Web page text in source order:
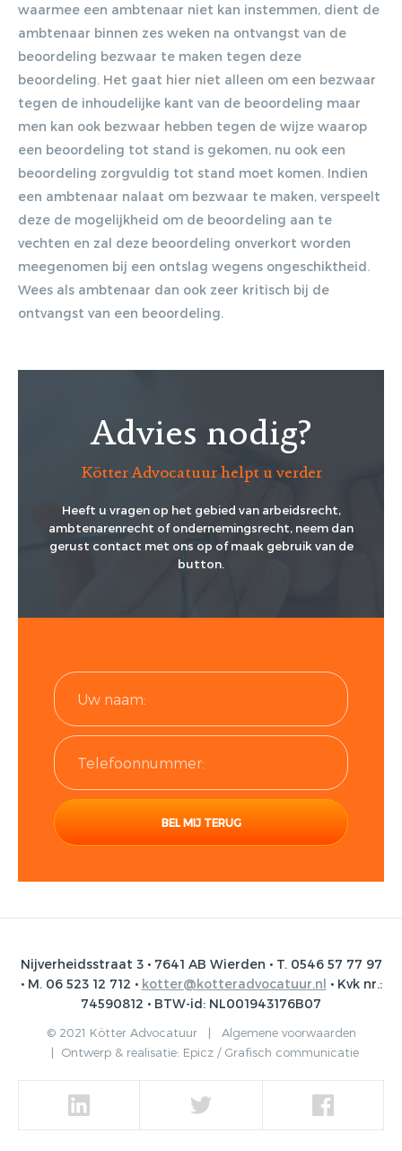
waarmee een ambtenaar niet kan instemmen, dient de
ambtenaar binnen zes weken na ontvangst van de
beoordeling bezwaar te maken tegen deze
beoordeling. Het gaat hier niet alleen om een bezwaar
tegen de inhoudelijke kant van de beoordeling maar
men kan ook bezwaar hebben tegen de wijze waarop
een beoordeling tot stand is gekomen, nu ook een
beoordeling zorgvuldig tot stand moet komen. Indien
een ambtenaar nalaat om bezwaar te maken, verspeelt
deze de mogelijkheid om de beoordeling aan te
vechten en zal deze beoordeling onverkort worden
meegenomen bij een ontslag wegens ongeschiktheid.
Wees als ambtenaar dan ook zeer kritisch bij de
ontvangst van een beoordeling.
Advies nodig?
Kötter Advocatuur helpt u verder
Heeft u vragen op het gebied van arbeidsrecht,
ambtenarenrecht of ondernemingsrecht, neem dan
gerust contact met ons op of maak gebruik van de
button.
Nijverheidsstraat 3 • 7641 AB Wierden • T. 0546 57 77 97
• M. 06 523 12 712 • kotter@kotteradvocatuur.nl • Kvk nr.:
74590812 • BTW-id: NL001943176B07
© 2021 Kötter Advocatuur | Algemene voorwaarden
| Ontwerp & realisatie: Epicz / Grafisch communicatie